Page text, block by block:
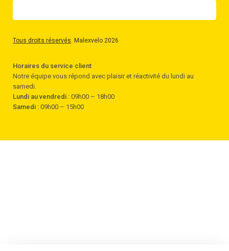
Tous droits réservés. Malexvelo 2026
Horaires du service client
Notre équipe vous répond avec plaisir et réactivité du lundi au
samedi.
Lundi au vendredi : 09h00 – 18h00
Samedi : 09h00 – 15h00